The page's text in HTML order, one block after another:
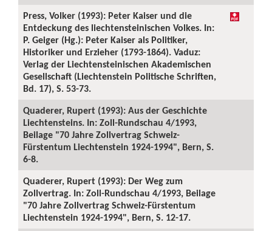
Press, Volker (1993): Peter Kaiser und die
Entdeckung des liechtensteinischen Volkes. In:
P. Geiger (Hg.): Peter Kaiser als Politiker,
Historiker und Erzieher (1793-1864). Vaduz:
Verlag der Liechtensteinischen Akademischen
Gesellschaft (Liechtenstein Politische Schriften,
Bd. 17), S. 53-73.
Quaderer, Rupert (1993): Aus der Geschichte
Liechtensteins. In: Zoll-Rundschau 4/1993,
Beilage "70 Jahre Zollvertrag Schweiz-
Fürstentum Liechtenstein 1924-1994", Bern, S.
6-8.
Quaderer, Rupert (1993): Der Weg zum
Zollvertrag. In: Zoll-Rundschau 4/1993, Beilage
"70 Jahre Zollvertrag Schweiz-Fürstentum
Liechtenstein 1924-1994", Bern, S. 12-17.